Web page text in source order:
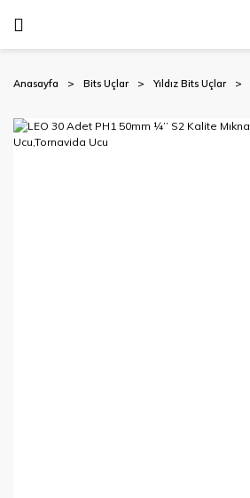
Anasayfa Bits Uçlar Yıldız Bits Uçlar